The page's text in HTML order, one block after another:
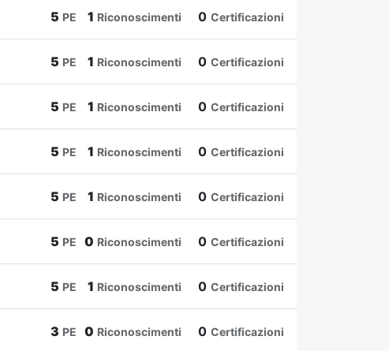
5 PE 1 Riconoscimenti 0 Certificazioni
5 PE 1 Riconoscimenti 0 Certificazioni
5 PE 1 Riconoscimenti 0 Certificazioni
5 PE 1 Riconoscimenti 0 Certificazioni
5 PE 1 Riconoscimenti 0 Certificazioni
5 PE 0 Riconoscimenti 0 Certificazioni
5 PE 1 Riconoscimenti 0 Certificazioni
3 PE 0 Riconoscimenti 0 Certificazioni